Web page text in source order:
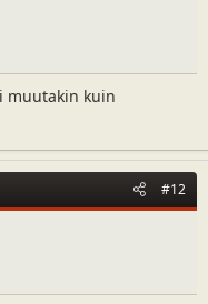
muutakin kuin
#12